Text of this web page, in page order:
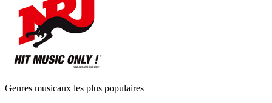
Genres musicaux les plus populaires